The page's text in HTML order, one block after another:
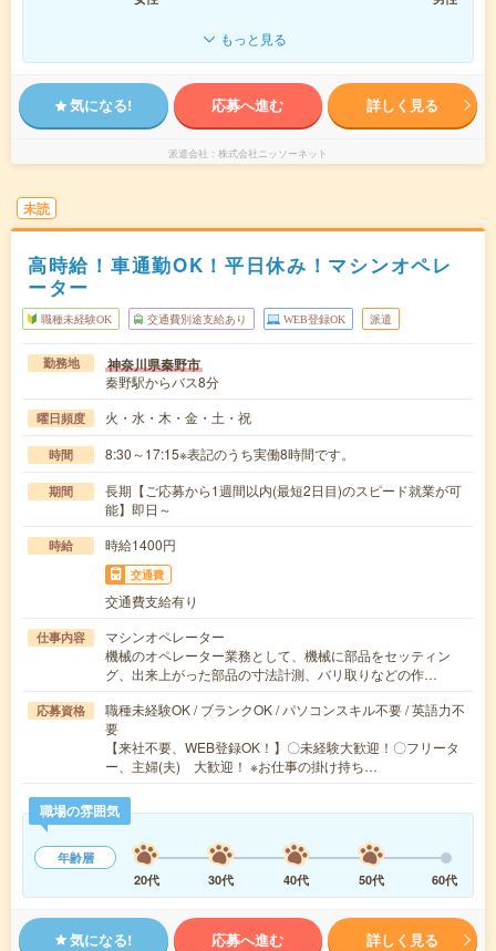
もっと見る
気になる! 応募へ進む 詳しく見る
派遣会社 株式会社ニッソーネット
未読
高時給！車通勤OK！平日休み！マシンオペレ
ーター
職種未経験OK 交通費別途支給あり WEB登録OK 派遣
勤務地 神奈川県秦野市
秦野駅からバス8分
曜日頻度 火・水・木・金・土・祝
時間 8:30～17:15※表記のうち実働8時間です。
期間
長期【ご応募から1週間以内(最短2日目)のスピード就業が可
能】即日～
時給 時給1400円
交通費
交通費支給有り
仕事内容
マシンオペレーター
機械のオペレーター業務として、機械に部品をセッティン
グ、出来上がった部品の寸法計測、バリ取りなどの作…
応募資格
職種未経験OK / ブランクOK / パソコンスキル不要 / 英語力不
要
【来社不要、WEB登録OK！】〇未経験大歓迎！〇フリータ
ー、主婦(夫) 大歓迎！ ※お仕事の掛け持ち…
職場の雰囲気
年齢層
20代
30代 40代 50代 60代
気になる! 応募へ進む 詳しく見る